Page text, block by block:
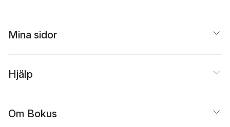
Mina sidor
Hjälp
Om Bokus